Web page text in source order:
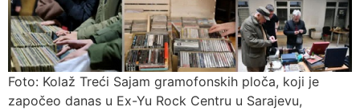
Foto: Kolaž Treći Sajam gramofonskih ploča, koji je
započeo danas u Ex-Yu Rock Centru u Sarajevu,